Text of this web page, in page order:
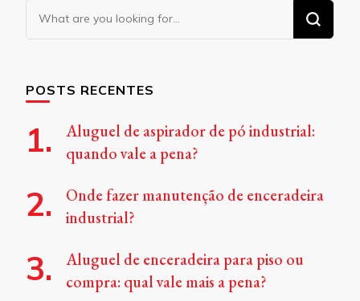
Looking
for
POSTS RECENTES
Aluguel de aspirador de pó industrial:
quando vale a pena?
Onde fazer manutenção de enceradeira
industrial?
Aluguel de enceradeira para piso ou
compra: qual vale mais a pena?